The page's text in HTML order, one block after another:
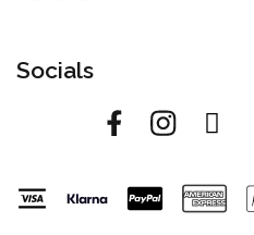
Socials